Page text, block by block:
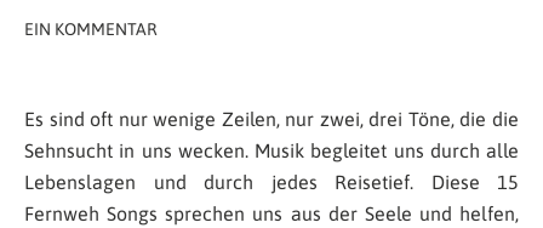
EIN KOMMENTAR
Es sind oft nur wenige Zeilen, nur zwei, drei Töne, die die
Sehnsucht in uns wecken. Musik begleitet uns durch alle
Lebenslagen und durch jedes Reisetief. Diese 15
Fernweh Songs sprechen uns aus der Seele und helfen,